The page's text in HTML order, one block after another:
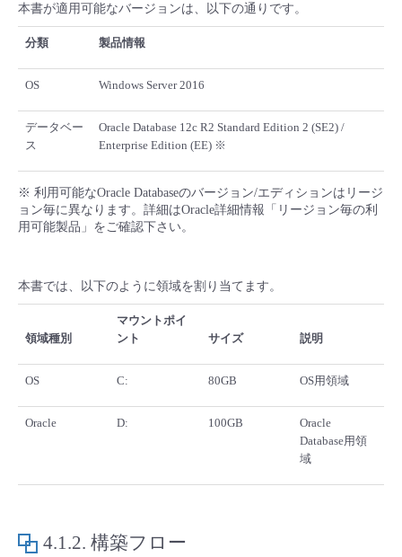
本書が適用可能なバージョンは、以下の通りです。
分類 製品情報
OS Windows Server 2016
データベー
ス
Oracle Database 12c R2 Standard Edition 2 (SE2) /
Enterprise Edition (EE) ※
※ 利用可能なOracle Databaseのバージョン/エディションはリージ
ョン毎に異なります。詳細はOracle詳細情報「リージョン毎の利
用可能製品」をご確認下さい。
本書では、以下のように領域を割り当てます。
領域種別
マウントポイ
ント
サイズ 説明
OS C: 80GB OS用領域
Oracle D: 100GB
Oracle
Database用領
域
4.1.2. 構築フロー